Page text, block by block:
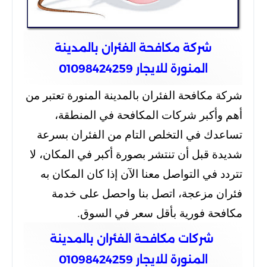
شركة مكافحة الفئران بالمدينة
المنورة للايجار 01098424259
شركة مكافحة الفئران بالمدينة المنورة تعتبر من
أهم وأكبر شركات المكافحة في المنطقة،
تساعدك في التخلص التام من الفئران بسرعة
شديدة قبل أن تنتشر بصورة أكبر في المكان، لا
تتردد في التواصل معنا الآن إذا كان المكان به
فئران مزعجة، اتصل بنا واحصل على خدمة
مكافحة فورية بأقل سعر في السوق.
شركات مكافحة الفئران بالمدينة
المنورة للايجار 01098424259